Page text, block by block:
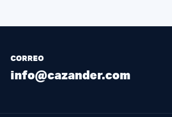
CORREO
info@cazander.com